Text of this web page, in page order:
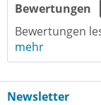
Bewertungen
Bewertungen
mehr
Newsletter